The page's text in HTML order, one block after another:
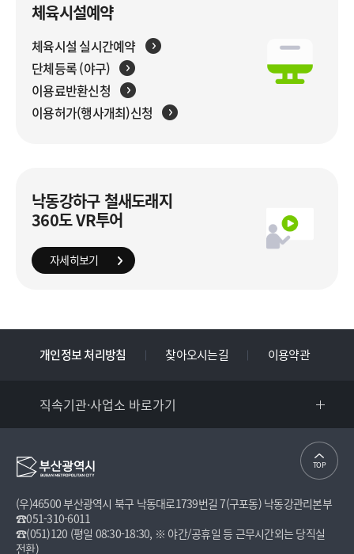
체육시설예약
체육시설 실시간예약
단체등록 (야구)
이용료반환신청
이용허가(행사개최)신청
낙동강하구 철새도래지
360도 VR투어
자세히보기
개인정보 처리방침 찾아오시는길 이용약관
직속기관·사업소 바로가기
(우)46500 부산광역시 북구 낙동대로1739번길 7(구포동) 낙동강관리본부
☎051-310-6011
☎(051)120 (평일 08:30-18:30, ※ 야간/공휴일 등 근무시간외는 당직실
전환)
TOP